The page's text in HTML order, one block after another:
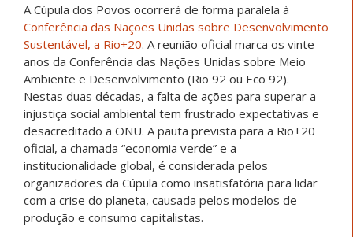
A Cúpula dos Povos ocorrerá de forma paralela à
Conferência das Nações Unidas sobre Desenvolvimento
Sustentável, a Rio+20. A reunião oficial marca os vinte
anos da Conferência das Nações Unidas sobre Meio
Ambiente e Desenvolvimento (Rio 92 ou Eco 92).
Nestas duas décadas, a falta de ações para superar a
injustiça social ambiental tem frustrado expectativas e
desacreditado a ONU. A pauta prevista para a Rio+20
oficial, a chamada “economia verde” e a
institucionalidade global, é considerada pelos
organizadores da Cúpula como insatisfatória para lidar
com a crise do planeta, causada pelos modelos de
produção e consumo capitalistas.